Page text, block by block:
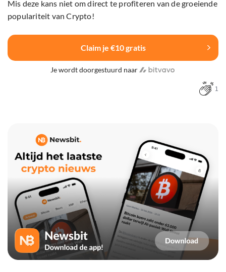
Mis deze kans niet om direct te profiteren van de groeiende
populariteit van Crypto!
Claim je €10 gratis
Je wordt doorgestuurd naar
1